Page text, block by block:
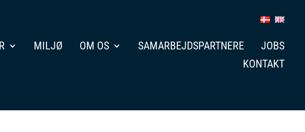
MILJØ OM OS SAMARBEJDSPARTNERE
JOBS
KONTAKT